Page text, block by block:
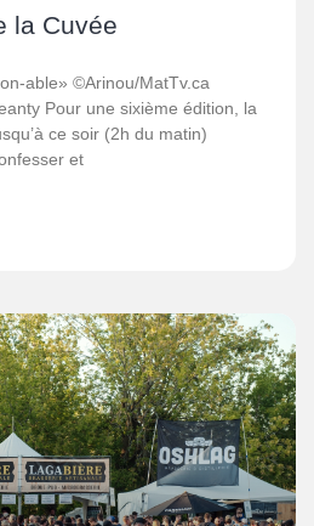
la Cuvée
able» ©Arinou/MatTv.ca
Pour une sixième édition, la
ce soir (2h du matin)
et